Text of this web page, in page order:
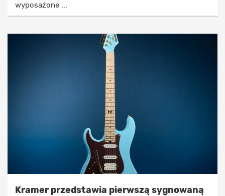
wyposażone ...
Kramer przedstawia pierwszą sygnowaną